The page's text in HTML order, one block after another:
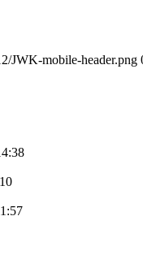
JWK-mobile-header.png